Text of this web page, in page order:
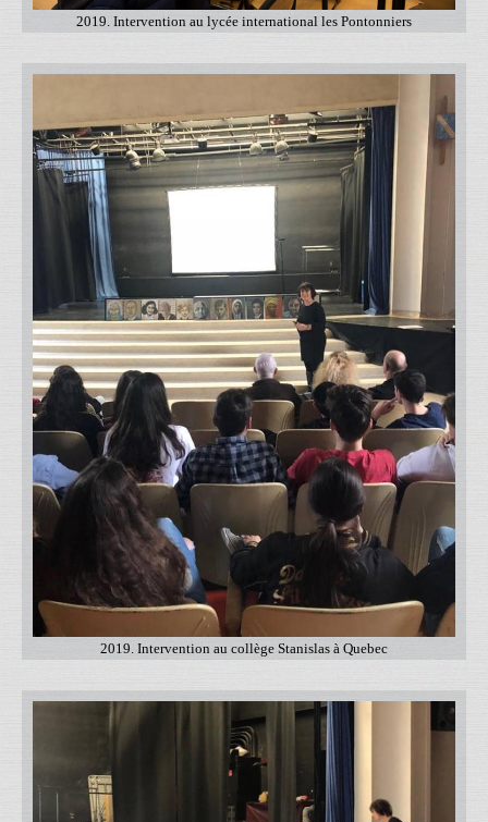
2019. Intervention au lycée international les Pontonniers
2019. Intervention au collège Stanislas à Quebec